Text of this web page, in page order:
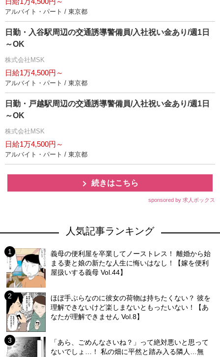
アルバイト・パート / 東京都
日勤・入谷駅周辺の交通誘導警備員/入社祝い金あり/週1日
～OK
株式会社MSK
日給1万4,500円～
アルバイト・パート / 東京都
日勤・戸越駅周辺の交通誘導警備員/入社祝い金あり/週1日
～OK
株式会社MSK
日給1万4,500円～
アルバイト・パート / 東京都
続きはこちら
sponsored by 求人ボックス
人気記事ランキング
義母の便利屋を卒業してノーストレス！ 離婚から始
まる妻と娘の新たな人生に悔いはなし！【嫁を便利
屋扱いする義母 Vol.44】
ほぼ手ぶらなのに彼女の荷物は持ちたくない？ 彼を
理解できないけど楽しまないともったいない！【あ
なたが理解できません Vol.8】
「あら、ごめんなさいね？」って絶対悪いと思って
ないでしょ…！ 私の畑に平然と踏み入る隣人…無